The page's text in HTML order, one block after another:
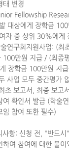
태 변경
Fellowship
대상에게 장학금
자 중 상위 30%에게
연구회지원사업: (최
100만원 지급 / (최종
장학금 100만원 지급
업 모두 중간평가
보고서, 최종 보고서
여 확인서 발급 (학술
임 참여 또한 필수)
사항: 신청 전, "반드
하여 참여에 대한 불이